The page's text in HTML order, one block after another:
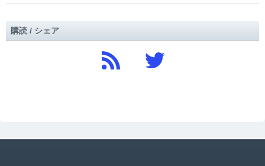
購読 / シェア